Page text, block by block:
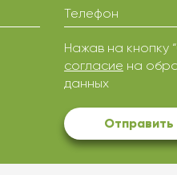
Телефон
Нажав на кнопку
согласие на
данных
Отправить